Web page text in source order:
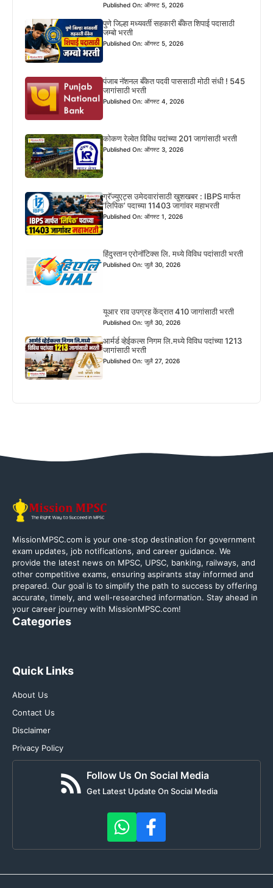
Published On: ऑगस्ट 5, 2026
पुणे जिल्हा मध्यवर्ती सहकारी बँकेत शिपाई पदासाठी
जम्बो भरती
Published On: ऑगस्ट 5, 2026
पंजाब नॅशनल बँकेत पदवी पाससाठी मोठी संधी ! 545
जागांसाठी भरती
Published On: ऑगस्ट 4, 2026
कोकण रेल्वेत विविध पदांच्या 201 जागांसाठी भरती
Published On: ऑगस्ट 3, 2026
ग्रॅज्युएट्स उमेदवारांसाठी खुशखबर : IBPS मार्फत
‘लिपिक’ पदाच्या 11403 जागांवर महाभरती
Published On: ऑगस्ट 1, 2026
हिंदुस्तान एरोनॉटिक्स लि. मध्ये विविध पदांसाठी भरती
Published On: जुलै 30, 2026
यूआर राव उपग्रह केंद्रात 410 जागांसाठी भरती
Published On: जुलै 30, 2026
आर्मर्ड व्हेईकल्स निगम लि.मध्ये विविध पदांच्या 1213
जागांसाठी भरती
Published On: जुलै 27, 2026
MissionMPSC.com is your one-stop destination for government
exam updates, job notifications, and career guidance. We
provide the latest news on MPSC, UPSC, banking, railways, and
other competitive exams, ensuring aspirants stay informed and
prepared. Our goal is to simplify the path to success by offering
accurate, timely, and well-researched information. Stay ahead in
your career journey with MissionMPSC.com!
Categories
Quick Links
About Us
Contact Us
Disclaimer
Privacy Policy
Follow Us On Social Media
Get Latest Update On Social Media